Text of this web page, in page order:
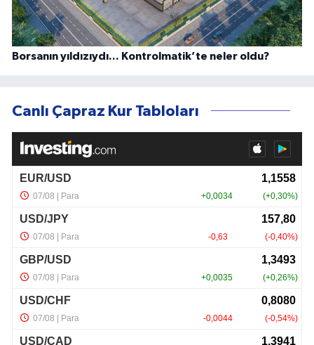
Borsanın yıldızıydı... Kontrolmatik’te neler oldu?
Canlı Çapraz Kur Tabloları